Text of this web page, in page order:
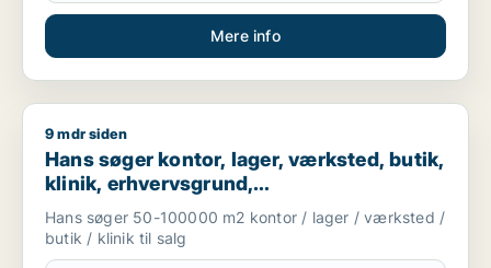
Mere info
Hans søger kontor, lager, værksted, butik, klinik,
9 mdr siden
Hans søger kontor, lager, værksted, butik,
klinik, erhvervsgrund,
boligudlejningsejendom, hotel,
produktionslokaler eller garage til salg i
Region Sjælland
Hans søger 50-100000 m2 kontor / lager / værksted /
butik / klinik til salg